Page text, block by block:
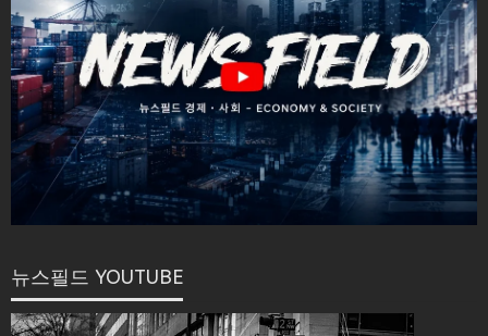
뉴스필드 YOUTUBE